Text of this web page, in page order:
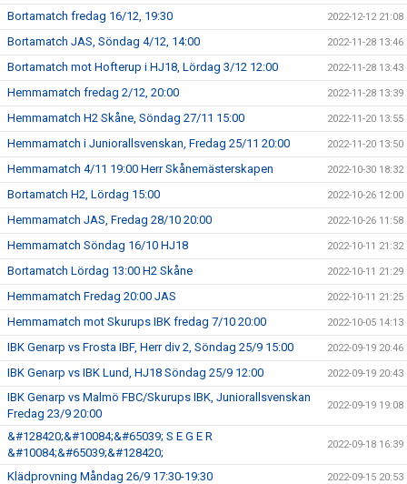
Bortamatch fredag 16/12, 19:30 2022-12-12 21:08
Bortamatch JAS, Söndag 4/12, 14:00 2022-11-28 13:46
Bortamatch mot Hofterup i HJ18, Lördag 3/12 12:00 2022-11-28 13:43
Hemmamatch fredag 2/12, 20:00 2022-11-28 13:39
Hemmamatch H2 Skåne, Söndag 27/11 15:00 2022-11-20 13:55
Hemmamatch i Juniorallsvenskan, Fredag 25/11 20:00 2022-11-20 13:50
Hemmamatch 4/11 19:00 Herr Skånemästerskapen 2022-10-30 18:32
Bortamatch H2, Lördag 15:00 2022-10-26 12:00
Hemmamatch JAS, Fredag 28/10 20:00 2022-10-26 11:58
Hemmamatch Söndag 16/10 HJ18 2022-10-11 21:32
Bortamatch Lördag 13:00 H2 Skåne 2022-10-11 21:29
Hemmamatch Fredag 20:00 JAS 2022-10-11 21:25
Hemmamatch mot Skurups IBK fredag 7/10 20:00 2022-10-05 14:13
IBK Genarp vs Frosta IBF, Herr div 2, Söndag 25/9 15:00 2022-09-19 20:46
IBK Genarp vs IBK Lund, HJ18 Söndag 25/9 12:00 2022-09-19 20:43
IBK Genarp vs Malmö FBC/Skurups IBK, Juniorallsvenskan
Fredag 23/9 20:00
2022-09-19 19:08
&#128420;&#10084;&#65039; S E G E R
&#10084;&#65039;&#128420;
2022-09-18 16:39
Klädprovning Måndag 26/9 17:30-19:30 2022-09-15 20:53